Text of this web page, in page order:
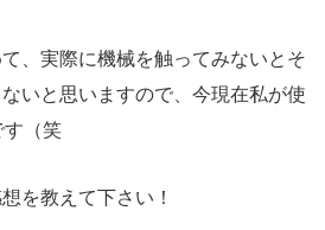
、実際に機械を触ってみないとそ
いと思いますので、今現在私が使
す（笑
を教えて下さい！